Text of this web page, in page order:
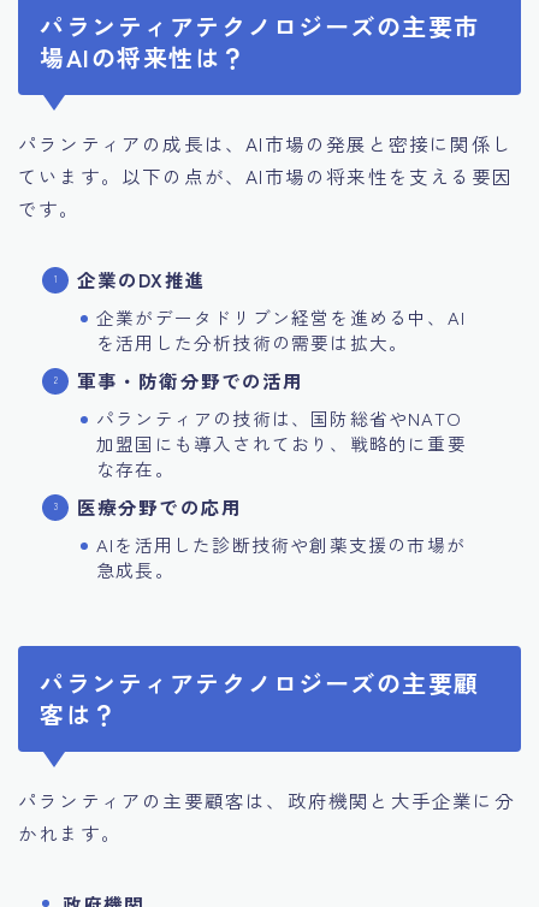
パランティアテクノロジーズの主要市
場AIの将来性は？
パランティアの成長は、AI市場の発展と密接に関係し
ています。以下の点が、AI市場の将来性を支える要因
です。
企業のDX推進
企業がデータドリブン経営を進める中、AI
を活用した分析技術の需要は拡大。
軍事・防衛分野での活用
パランティアの技術は、国防総省やNATO
加盟国にも導入されており、戦略的に重要
な存在。
医療分野での応用
AIを活用した診断技術や創薬支援の市場が
急成長。
パランティアテクノロジーズの主要顧
客は？
パランティアの主要顧客は、政府機関と大手企業に分
かれます。